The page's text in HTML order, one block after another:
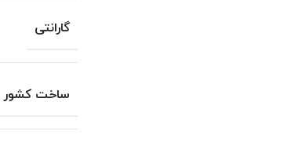
گارانتی
ساخت کشور